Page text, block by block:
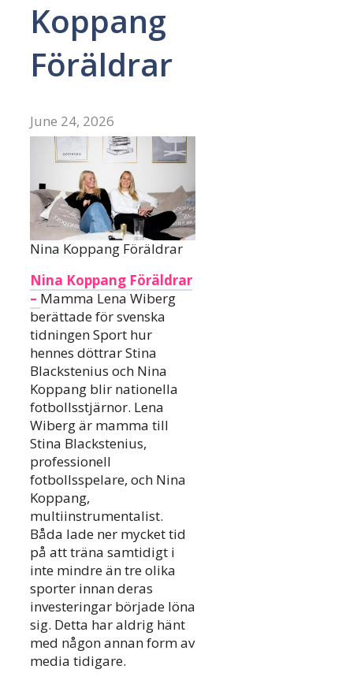
Koppang
Föräldrar
June 24, 2026
Nina Koppang Föräldrar
Nina Koppang Föräldrar
– Mamma Lena Wiberg
berättade för svenska
tidningen Sport hur
hennes döttrar Stina
Blackstenius och Nina
Koppang blir nationella
fotbollsstjärnor. Lena
Wiberg är mamma till
Stina Blackstenius,
professionell
fotbollsspelare, och Nina
Koppang,
multiinstrumentalist.
Båda lade ner mycket tid
på att träna samtidigt i
inte mindre än tre olika
sporter innan deras
investeringar började löna
sig. Detta har aldrig hänt
med någon annan form av
media tidigare.